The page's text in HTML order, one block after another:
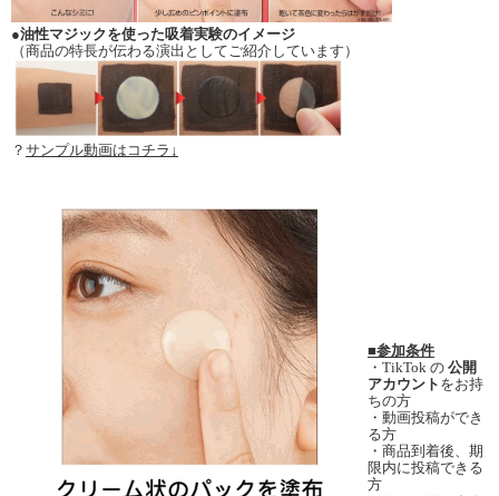
●油性マジックを使った吸着実験のイメージ
（商品の特長が伝わる演出としてご紹介しています）
？ サンプル動画はコチラ↓
■参加条件
・TikTok の 公開
アカウント をお持
ちの方
・動画投稿ができ
る方
・商品到着後、期
限内に投稿できる
方